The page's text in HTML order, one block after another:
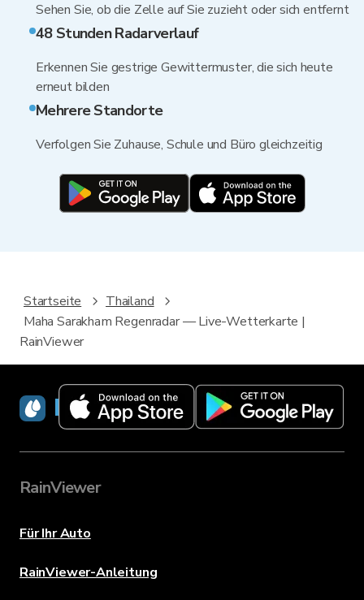
Sehen Sie, ob die Zelle auf Sie zuzieht oder sich entfernt
48 Stunden Radarverlauf
Erkennen Sie gestrige Gewittermuster, die sich heute
erneut bilden
Mehrere Standorte
Verfolgen Sie Zuhause, Schule und Büro gleichzeitig
Startseite
Thailand
Maha Sarakham Regenradar — Live-Wetterkarte |
RainViewer
RainViewer
RainViewer
Für Ihr Auto
RainViewer-Anleitung